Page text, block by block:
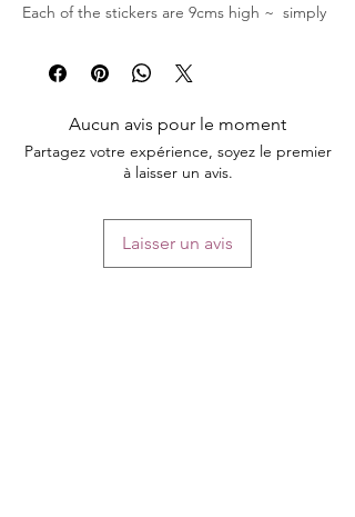
Each of the stickers are 9cms high ~ simply
collection and perfect for adorning your
journals, cards or scrapbooks
Aucun avis pour le moment
Partagez votre expérience, soyez le premier
à laisser un avis.
Laisser un avis